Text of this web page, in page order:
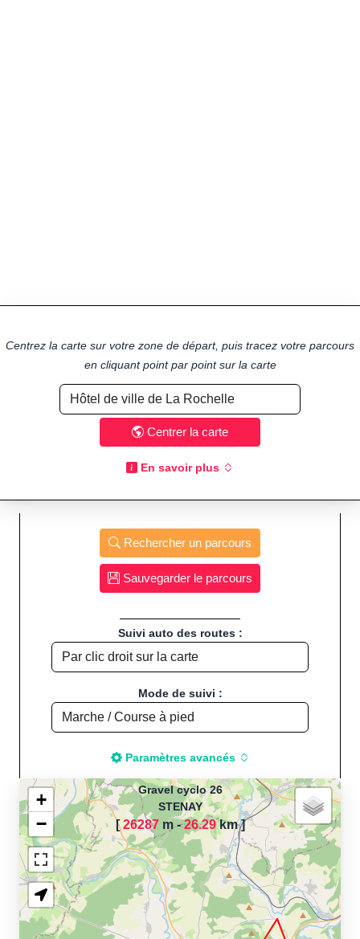
Centrez la carte sur votre zone de départ, puis tracez votre parcours
en cliquant point par point sur la carte
Centrer la carte
En savoir plus
Rechercher un parcours
Sauvegarder le parcours
Suivi auto des routes :
Mode de suivi :
Paramètres avancés
Chargement de la carte
pour calculer la distance
de votre parcours sportif
(Footing, Jogging, Course à
Gravel cyclo 26
STENAY
[26287m -26.29km]
+
−